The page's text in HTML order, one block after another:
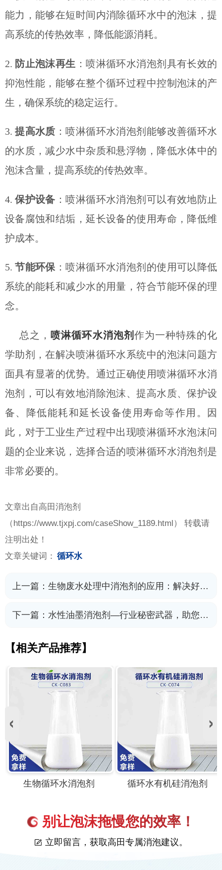
能力，能够在短时间内消除循环水中的泡沫，提
高系统的传热效率，降低能源消耗。
2. 防止泡沫再生 ：喷淋循环水消泡剂具有长效的
抑泡性能，能够在整个循环过程中控制泡沫的产
生，确保系统的稳定运行。
3.提高水质 ：喷淋循环水消泡剂能够改善循环水
的水质，减少水中杂质和悬浮物，降低水体中的
泡沫含量，提高系统的传热效率。
4.保护设备 ：喷淋循环水消泡剂可以有效地防止
设备腐蚀和结垢，延长设备的使用寿命，降低维
护成本。
5.节能环保：喷淋循环水消泡剂的使用可以降低
系统的能耗和减少水的用量，符合节能环保的理
念。
总之， 喷淋循环水消泡剂 作为一种特殊的化
学助剂，在解决喷淋循环水系统中的泡沫问题方
面具有显著的优势。通过正确使用喷淋循环水消
泡剂，可以有效地消除泡沫、提高水质、保护设
备、降低能耗和延长设备使用寿命等作用。因
此，对于工业生产过程中出现喷淋循环水泡沫问
题的企业来说，选择合适的喷淋循环水消泡剂是
非常必要的。
文章出自高田消泡剂
（ https://www.tjxpj.com/caseShow_1189.html） 转载请
注明出处！
文章关键词： 循环水
上一篇：生物废水处理中消泡剂的应用：解决好氧池泡沫问题
下一篇： 水性油墨消泡剂—行业秘密武器，助您实现无泡印刷
【相关产品推荐】
循环水有机硅消泡剂 喷房循环水消泡剂
别让泡沫拖慢您的效率！
立即留言，获取高田专属消泡建议。